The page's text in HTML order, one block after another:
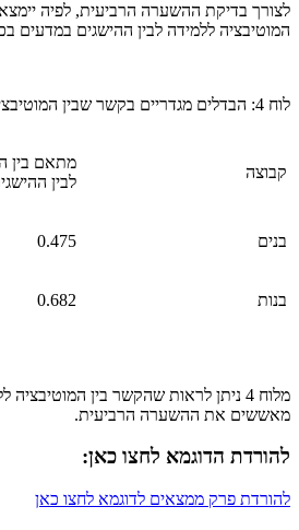
לצורך בדיקת ההשערה הרביעית, לפיה
המוטיבציה ללמידה לבין ההישגים במדעים
לוח 4: הבדלים מגדריים בקשר שבין המוטיבציה ללמידה להישגים במדעים
קבוצה
מתאם בין
לבין
בנים 0.475
בנות 0.682
מאששים את ההשערה הרביעית.
להורדת הדוגמא לחצו כאן:
להורדת פרק ממצאים לדוגמא לחצו כאן